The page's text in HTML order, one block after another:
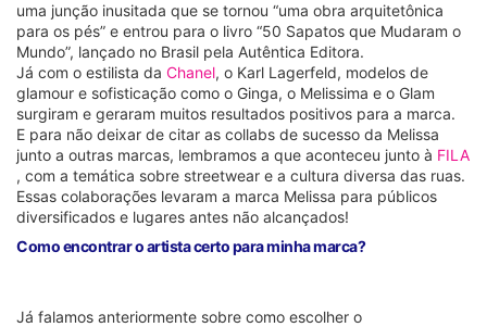
uma junção inusitada que se tornou “uma obra arquitetônica
para os pés” e entrou para o livro “50 Sapatos que Mudaram o
Mundo”, lançado no Brasil pela Autêntica Editora.
Já com o estilista da Chanel, o Karl Lagerfeld, modelos de
glamour e sofisticação como o Ginga, o Melissima e o Glam
surgiram e geraram muitos resultados positivos para a marca.
E para não deixar de citar as collabs de sucesso da Melissa
junto a outras marcas, lembramos a que aconteceu junto à FILA
, com a temática sobre streetwear e a cultura diversa das ruas.
Essas colaborações levaram a marca Melissa para públicos
diversificados e lugares antes não alcançados!
Como encontrar o artista certo para minha marca?
Já falamos anteriormente sobre como escolher o